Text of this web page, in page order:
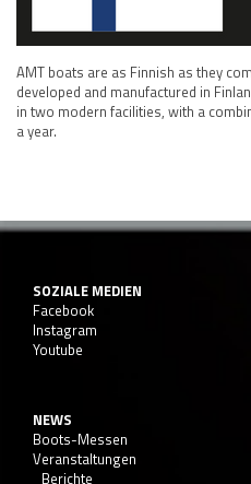
AMT boats are as Finnish as they
developed and manufactured in
in two modern facilities, with a
a year.
SOZIALE MEDIEN
Facebook
Instagram
Youtube
NEWS
Boots-Messen
Veranstaltungen
Berichte